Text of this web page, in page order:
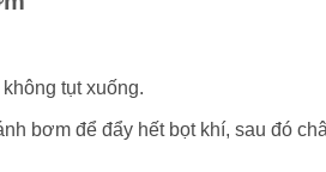
tụt xuống.
bơm để đẩy hết bọt khí, sau đó